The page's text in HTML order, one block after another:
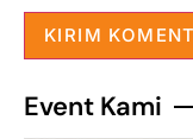
Event Kami